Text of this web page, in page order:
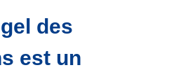
des
est un